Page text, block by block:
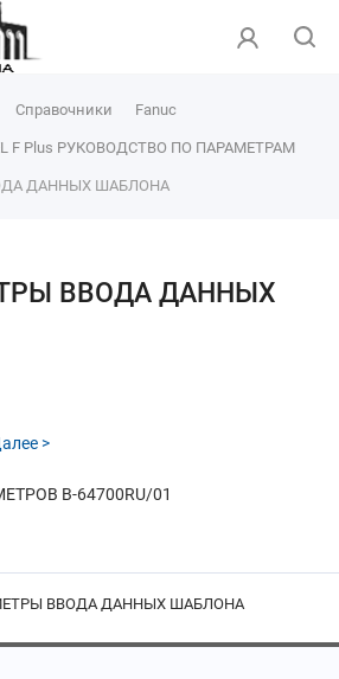
Справочники Fanuc
F Plus РУКОВОДСТВО ПО ПАРАМЕТРАМ
ДАННЫХ ШАБЛОНА
ВВОДА ДАННЫХ
>
B-64700RU/01
ВВОДА ДАННЫХ ШАБЛОНА